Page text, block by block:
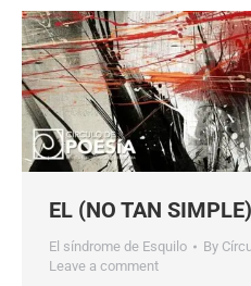
EL (NO TAN
El síndrome de Esquilo By
Leave a comment